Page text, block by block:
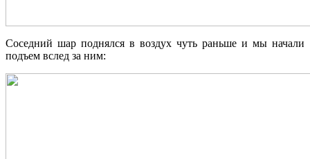
Соседний шар поднялся в воздух чуть раньше и мы начали
подъем вслед за ним: